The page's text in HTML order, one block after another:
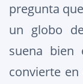
pregunta
un globo
suena bien
convierte